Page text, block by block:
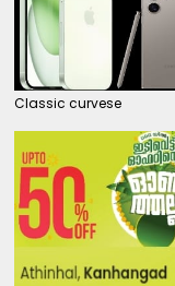
Classic curvese